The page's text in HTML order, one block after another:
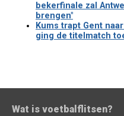
bekerfinale zal
brengen"
Kums trapt Gent
ging de titelmatch
Wat is voetbalflitsen?